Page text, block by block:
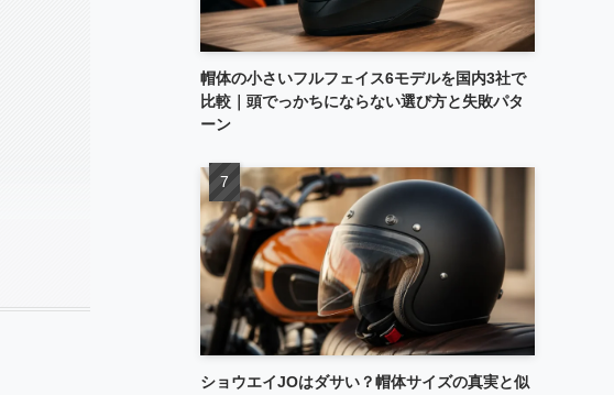
帽体の小さいフルフェイス6モデルを国内3社で
比較｜頭でっかちにならない選び方と失敗パタ
ーン
ショウエイJOはダサい？帽体サイズの真実と似